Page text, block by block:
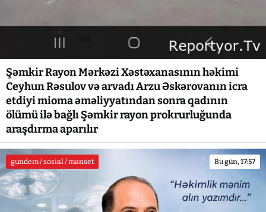
Şəmkir Rayon Mərkəzi Xəstəxanasının həkimi
Ceyhun Rəsulov və arvadı Arzu Əskərovanın icra
etdiyi mioma əməliyyatından sonra qadının
ölümü ilə bağlı Şəmkir rayon prokrurluğunda
araşdırma aparılır
gundem / sosial / manset Bu gün, 17:57